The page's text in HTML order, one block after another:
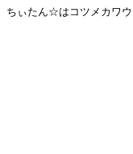
ちぃたん☆はコツメカワウ